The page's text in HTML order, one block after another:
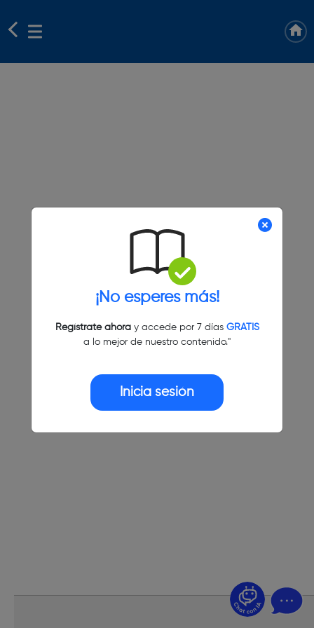
¡No esperes más!
Regístrate ahoray accede por 7 días GRATIS
a lo mejor de nuestro contenido."
Inicia sesión